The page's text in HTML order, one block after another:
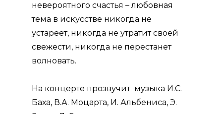
невероятного счастья – любовная
тема в искусстве никогда не
устареет, никогда не утратит своей
свежести, никогда не перестанет
волновать.
На концерте прозвучит музыка И.С.
Баха, В.А. Моцарта, И. Альбениса, Э.